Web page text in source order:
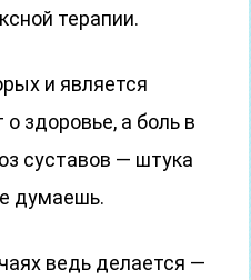
терапии.
и является
здоровье, а боль в
суставов — штука
думаешь.
ведь делается —